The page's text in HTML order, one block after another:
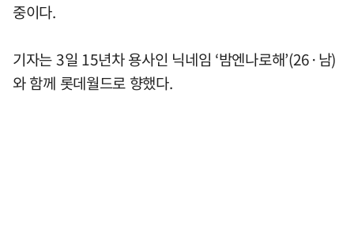
중이다.
기자는 3일 15년차 용사인 닉네임 ‘밤엔나로해’(26·남)
와 함께 롯데월드로 향했다.